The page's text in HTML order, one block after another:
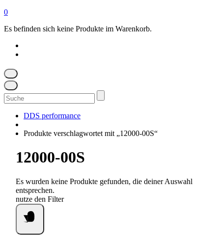
0
Es befinden sich keine Produkte im Warenkorb.
Suchen
nach:
DDS performance
Produkte verschlagwortet mit „12000-00S“
12000-00S
Es wurden keine Produkte gefunden, die deiner Auswahl
entsprechen.
nutze den Filter